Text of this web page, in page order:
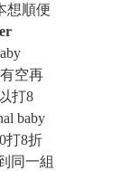
想順便
空再
打8
baby
打8折
同一組